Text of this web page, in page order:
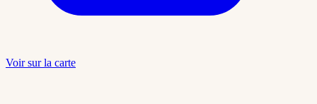
Voir sur la carte